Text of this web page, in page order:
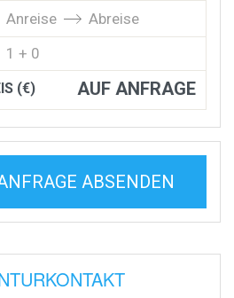
Anreise
Abreise
1 + 0
(€) AUF ANFRAGE
ABSENDEN